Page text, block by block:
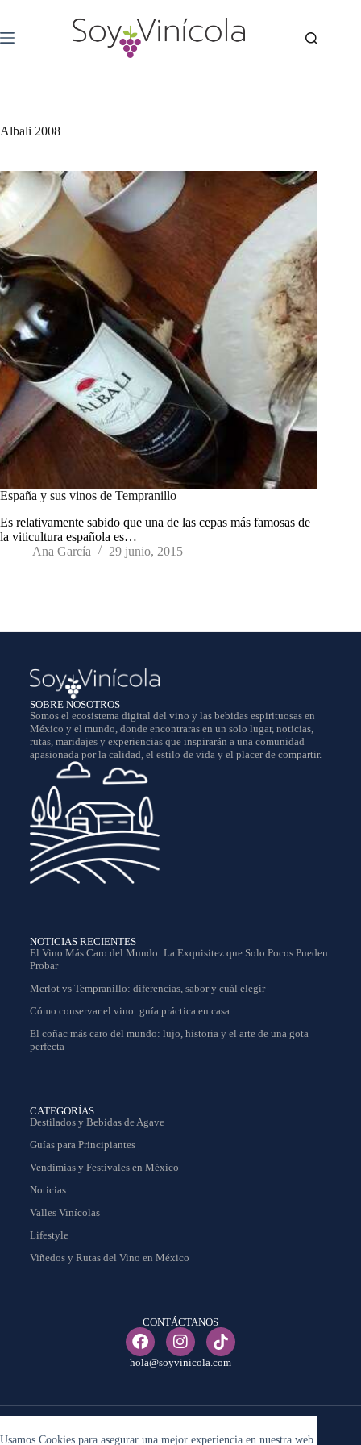
Usamos Cookies para asegurar una mejor experiencia en nuestra web.
Albali 2008
España y sus vinos de Tempranillo
Es relativamente sabido que una de las cepas más famosas de
la viticultura española es…
Ana García
29 junio, 2015
SOBRE NOSOTROS
Somos el ecosistema digital del vino y las bebidas espirituosas en
México y el mundo, donde encontraras en un solo lugar, noticias,
rutas, maridajes y experiencias que inspirarán a una comunidad
apasionada por la calidad, el estilo de vida y el placer de compartir.
NOTICIAS RECIENTES
El Vino Más Caro del Mundo: La Exquisitez que Solo Pocos Pueden
Probar
Merlot vs Tempranillo: diferencias, sabor y cuál elegir
Cómo conservar el vino: guía práctica en casa
El coñac más caro del mundo: lujo, historia y el arte de una gota
perfecta
CATEGORÍAS
Destilados y Bebidas de Agave
Guías para Principiantes
Vendimias y Festivales en México
Noticias
Valles Vinícolas
Lifestyle
Viñedos y Rutas del Vino en México
CONTÁCTANOS
hola@soyvinicola.com